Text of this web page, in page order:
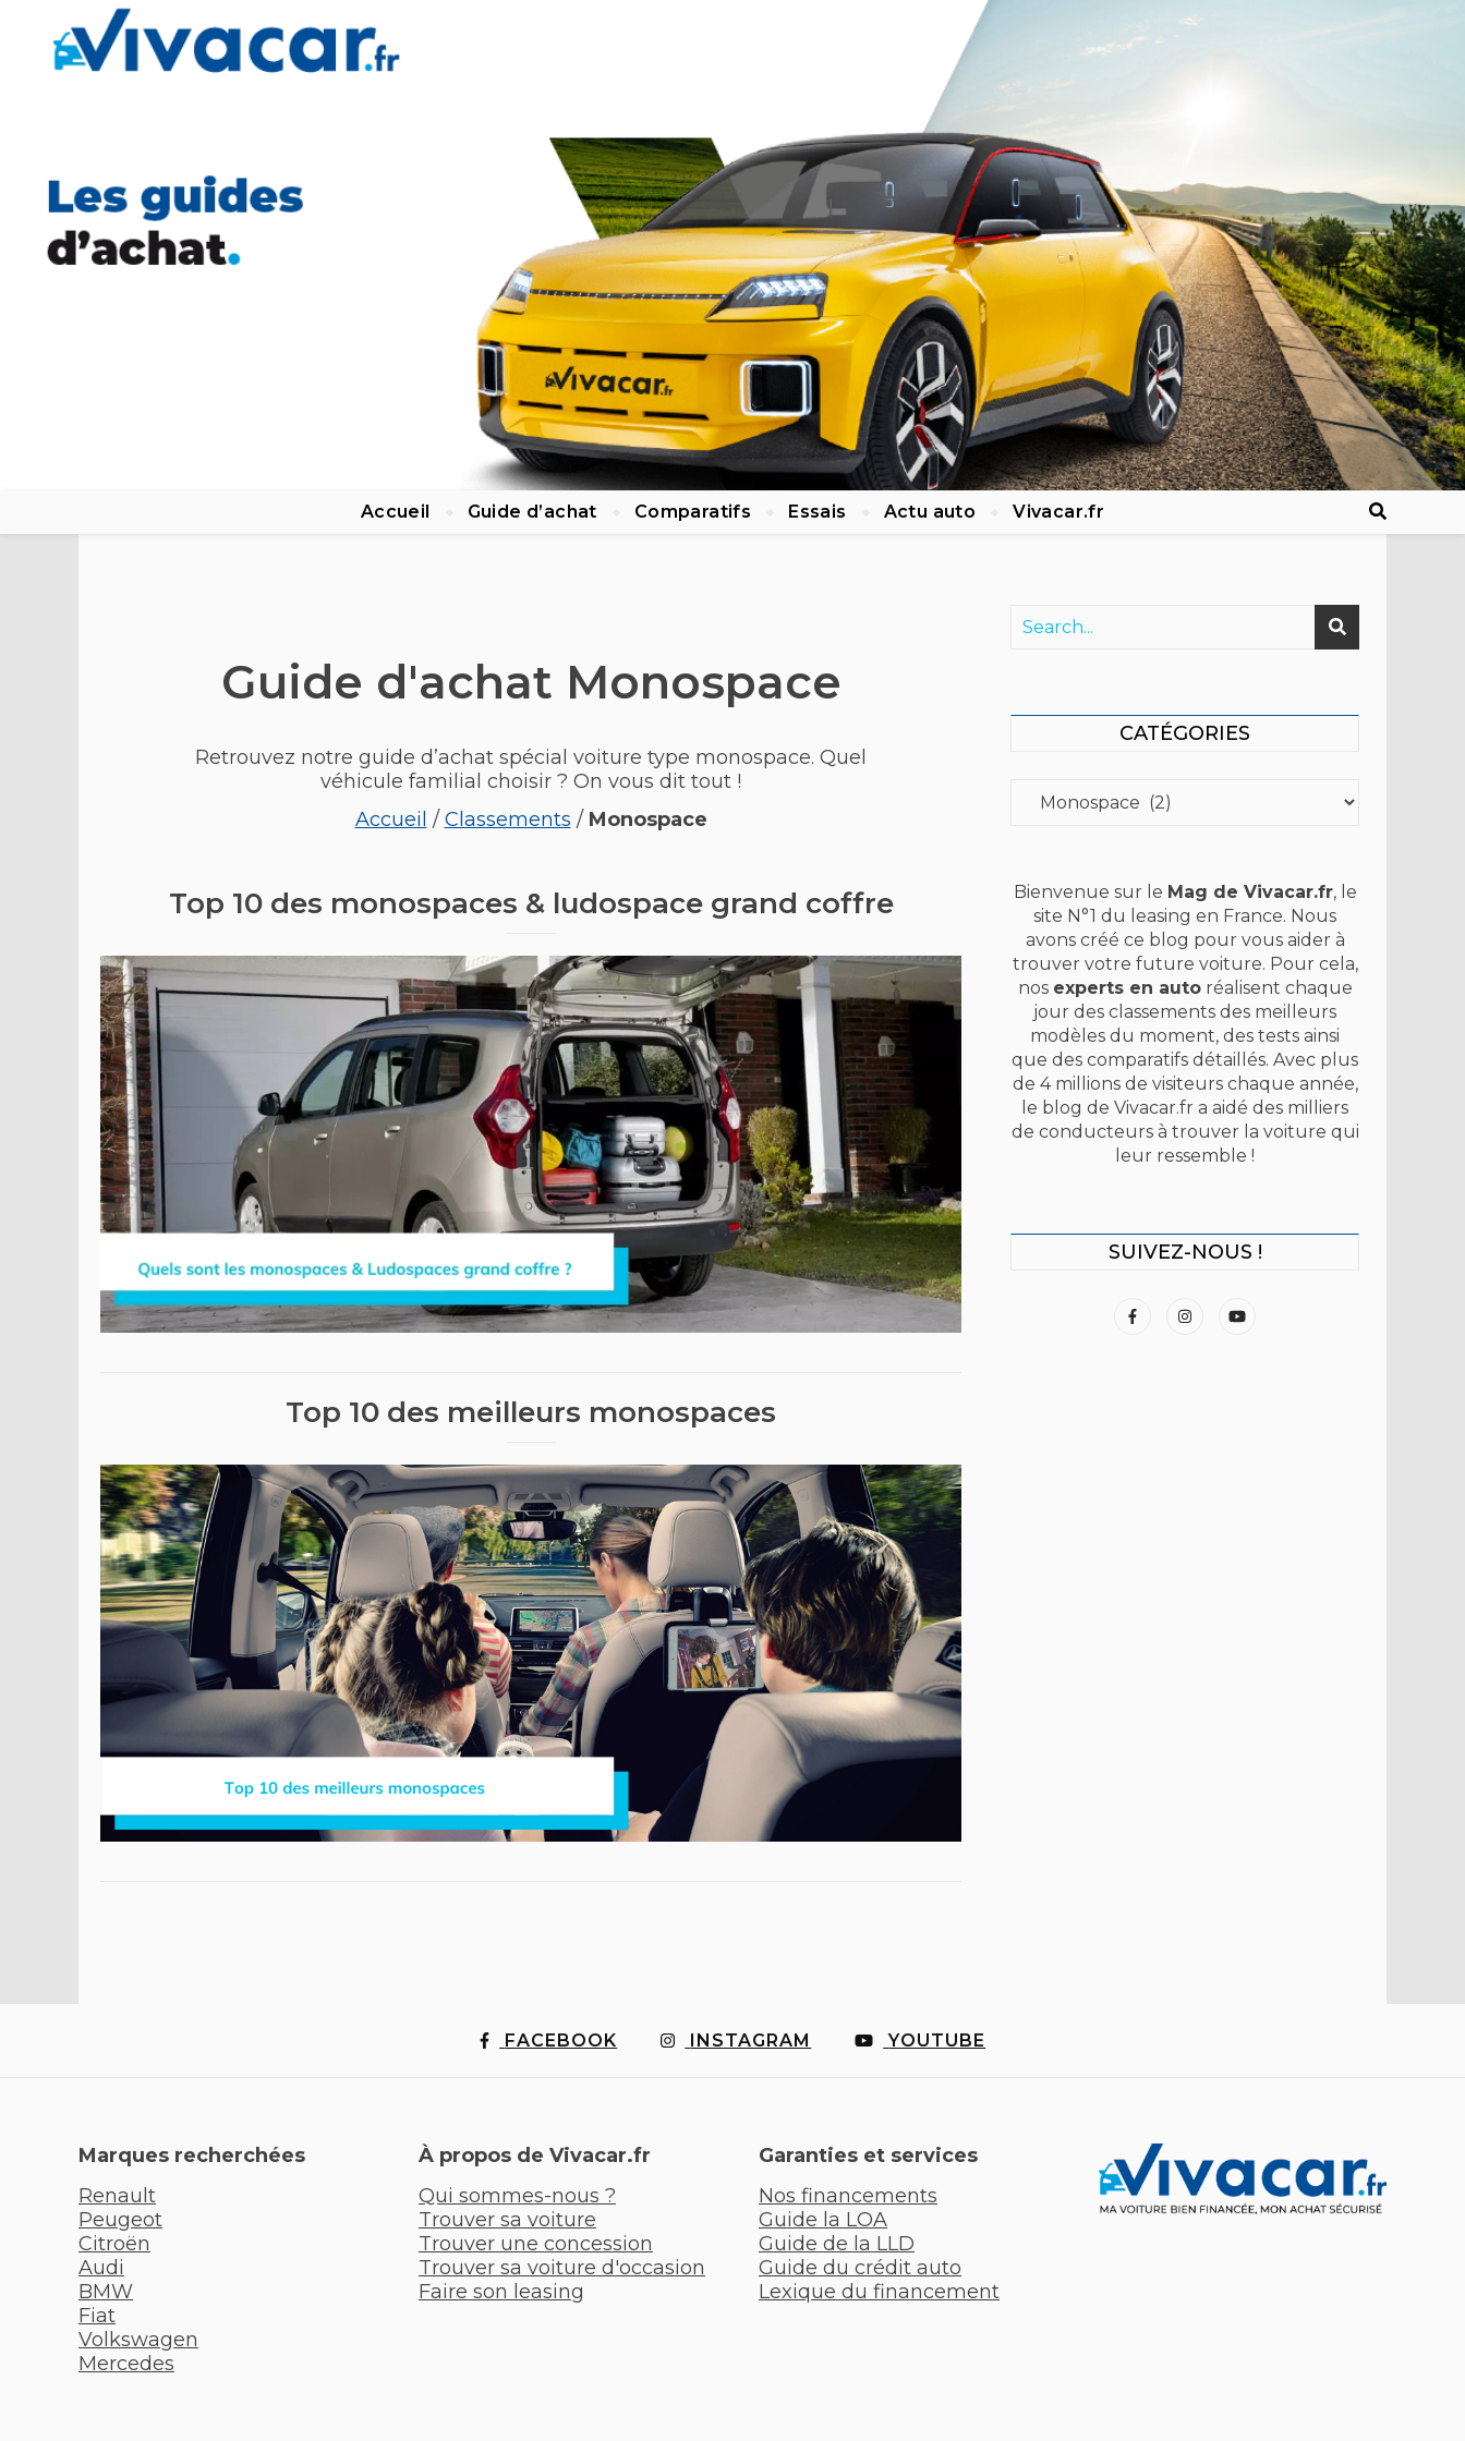
Accueil Guide d’achat Comparatifs Essais Actu auto Vivacar.fr
Guide d'achat Monospace
Retrouvez notre guide d’achat spécial voiture type monospace. Quel
véhicule familial choisir ? On vous dit tout !
Accueil / Classements / Monospace
Top 10 des monospaces & ludospace grand coffre
Top 10 des meilleurs monospaces
CATÉGORIES
Catégories
Bienvenue sur le Mag de Vivacar.fr, le
site N°1 du leasing en France. Nous
avons créé ce blog pour vous aider à
trouver votre future voiture. Pour cela,
nos experts en autoréalisent chaque
jour des classements des meilleurs
modèles du moment, des tests ainsi
que des comparatifs détaillés. Avec plus
de 4 millions de visiteurs chaque année,
le blog de Vivacar.fr a aidé des milliers
de conducteurs à trouver la voiture qui
leur ressemble !
SUIVEZ-NOUS !
FACEBOOK INSTAGRAM YOUTUBE
Marques recherchées
Renault
Peugeot
Citroën
Audi
BMW
Fiat
Volkswagen
Mercedes
À propos de Vivacar.fr
Qui sommes-nous ?
Trouver sa voiture
Trouver une concession
Trouver sa voiture d'occasion
Faire son leasing
Garanties et services
Nos financements
Guide la LOA
Guide de la LLD
Guide du crédit auto
Lexique du financement